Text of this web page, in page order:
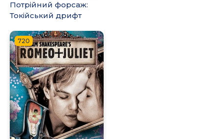
Потрійний форсаж:
Токійський дрифт
720